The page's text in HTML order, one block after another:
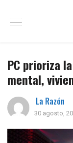
PC prioriza
mental,
La Razón
30 agosto,